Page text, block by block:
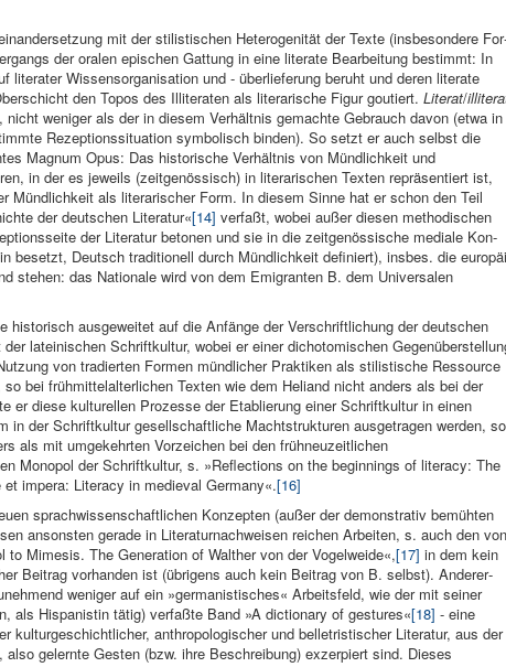
mit der stilistischen Heteroge­nität der Texte (insbesondere
der ora­len epischen Gat­tung in eine literate Bearbei­tung be­stimmt: In
literater Wissens­organisation und - überlie­ferung beruht und deren li­terate
den Topos des Illitera­ten als literari­sche Figur goutiert. Lite­rat/
weniger als der in diesem Ver­hältnis gemachte Ge­brauch davon (etwa in
Re­zeptionssituation symbolisch binden). So setzt er auch selbst die
Magnum Opus: Das historische Verhältnis von Mündlichkeit und
in der es je­weils (zeitgenössisch) in li­terarischen Texten repräsentiert ist,
Mündlich­keit als litera­rischer Form. In diesem Sinne hat er schon den Teil
der deutschen Litera­tur«[14] verfaßt, wobei außer die­sen methodi­schen
der Literatur beto­nen und sie in die zeitgenös­sische mediale Kon­
besetzt, Deutsch tradi­tionell durch Mündlichkeit definiert), insbes. die
stehen: das Nationale wird von dem Emigranten B. dem Universalen
historisch ausgeweitet auf die Anfänge der Verschriftlichung der deutschen
lateinischen Schriftkultur, wobei er einer dichotomischen
von tradierten Formen mündlicher Praktiken als stilistische Ressource
bei frühmittelalterlichen Texten wie dem Heliand nicht anders als bei der
er diese kulturellen Prozesse der Etablierung einer Schriftkultur in einen
in der Schriftkultur gesellschaftliche Machtstrukturen ausgetragen werden, so
als mit umgekehrten Vorzeichen bei den frühneuzeitlichen
Monopol der Schriftkultur, s. »Reflections on the beginnings of literacy: The
et impera: Literacy in medieval Germany«.[16]
sprach­wissenschaftlichen Konzepten (außer der demonstrativ be­mühten
anson­sten gerade in Lite­raturnachweisen reichen Ar­beiten, s. auch den von
to Mimesis. The Ge­neration of Walther von der Vo­gelweide«,[17] in dem kein
Beitrag vorhanden ist (übrigens auch kein Beitrag von B. selbst). Anderer­
we­niger auf ein »germanistisches« Ar­beitsfeld, wie der mit sei­ner
als Hispanistin tätig) ver­faßte Band »A dic­tionary of ge­stures«[18] - eine
kulturge­schichtlicher, an­thropologischer und belletristischer Litera­tur, aus der
gelernte Ge­sten (bzw. ihre Be­schreibung) ex­zerpiert sind. Dieses